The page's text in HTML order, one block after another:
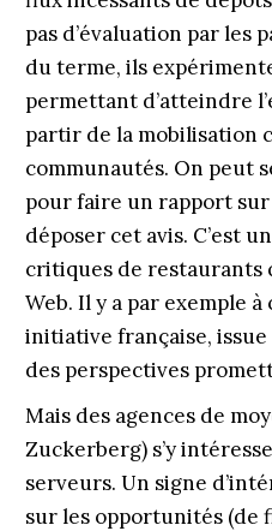
pas d’évaluation par les
du terme, ils
permettant d’atteindre
partir de la mobilisation
communautés. On peut
pour faire un rapport
déposer cet avis. C’est
critiques de restaurants
Web. Il y a par exemple
initiative française, issue
des perspectives
Mais des agences de
Zuckerberg) s’y
serveurs. Un signe
sur les opportunités (de